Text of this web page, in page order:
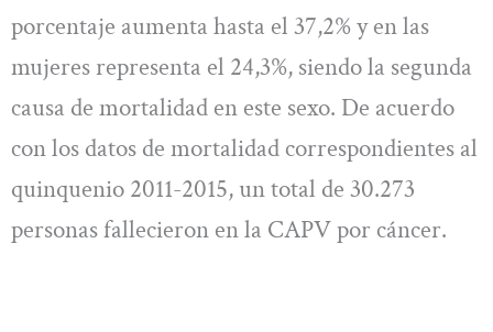
porcentaje aumenta hasta el 37,2% y en las
mujeres representa el 24,3%, siendo la segunda
causa de mortalidad en este sexo. De acuerdo
con los datos de mortalidad correspondientes al
quinquenio 2011-2015, un total de 30.273
personas fallecieron en la CAPV por cáncer.